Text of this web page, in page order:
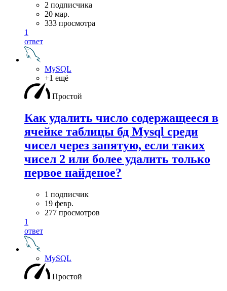
2 подписчика
20 мар.
333 просмотра
1
ответ
MySQL
+1 ещё
Простой
Как удалить число содержащееся в
ячейке таблицы бд Mysql среди
чисел через запятую, если таких
чисел 2 или более удалить только
первое найденое?
1 подписчик
19 февр.
277 просмотров
1
ответ
MySQL
Простой